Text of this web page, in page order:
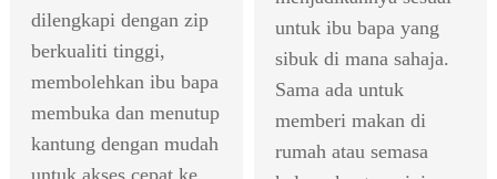
dilengkapi dengan zip
berkualiti tinggi,
membolehkan ibu bapa
membuka dan menutup
kantung dengan mudah
untuk akses cepat ke
untuk ibu bapa yang
sibuk di mana sahaja.
Sama ada untuk
memberi makan di
rumah atau semasa